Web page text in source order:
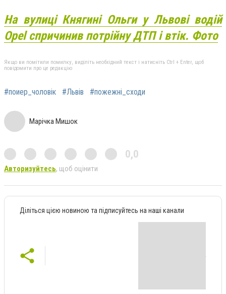
На вулиці Княгині Ольги у Львові водій
Opel спричинив потрійну ДТП і втік. Фото
Якщо ви помітили помилку, виділіть необхідний текст і натисніть Ctrl + Enter, щоб
повідомити про це редакцію
#поиер_чоловік #Львів #пожежні_сходи
Марічка Мишок
0,0
Авторизуйтесь, щоб оцінити
Діліться цією новиною та підписуйтесь на наші канали